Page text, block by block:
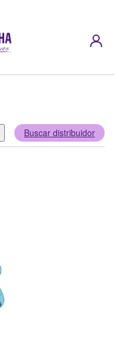
Buscar distribuidor